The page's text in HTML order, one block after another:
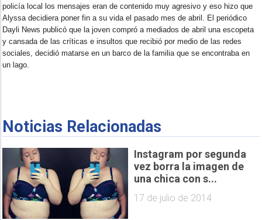
policía local los mensajes eran de contenido muy agresivo y eso hizo que
Alyssa decidiera poner fin a su vida el pasado mes de abril. El periódico
Dayli News publicó que la joven compró a mediados de abril una escopeta
y cansada de las críticas e insultos que recibió por medio de las redes
sociales, decidió matarse en un barco de la familia que se encontraba en
un lago.
Noticias Relacionadas
Instagram por segunda
vez borra la imagen de
una chica con s...
17 de julio de 2014